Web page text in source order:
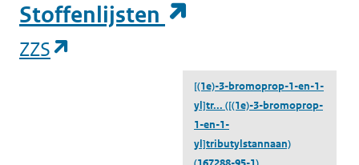
Stoffenlijsten
ZZS
[(1e)-3-bromoprop-1-en-1-
yl]tr... ([(1e)-3-bromoprop-
1-en-1-
yl]tributylstannaan)